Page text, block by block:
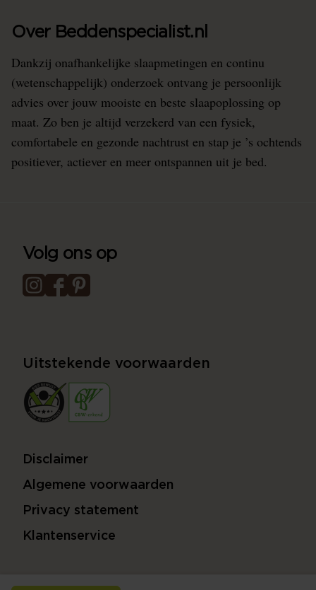
Over Beddenspecialist.nl
Dankzij onafhankelijke slaapmetingen en continu
(wetenschappelijk) onderzoek ontvang je persoonlijk
advies over jouw mooiste en beste slaapoplossing op
maat. Zo ben je altijd verzekerd van een fysiek,
comfortabele en gezonde nachtrust en stap je ’s ochtends
positiever, actiever en meer ontspannen uit je bed.
Volg ons op
Uitstekende voorwaarden
Disclaimer
Algemene voorwaarden
Privacy statement
Klantenservice